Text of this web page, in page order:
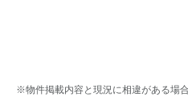
※物件掲載内容と現況に相違がある場